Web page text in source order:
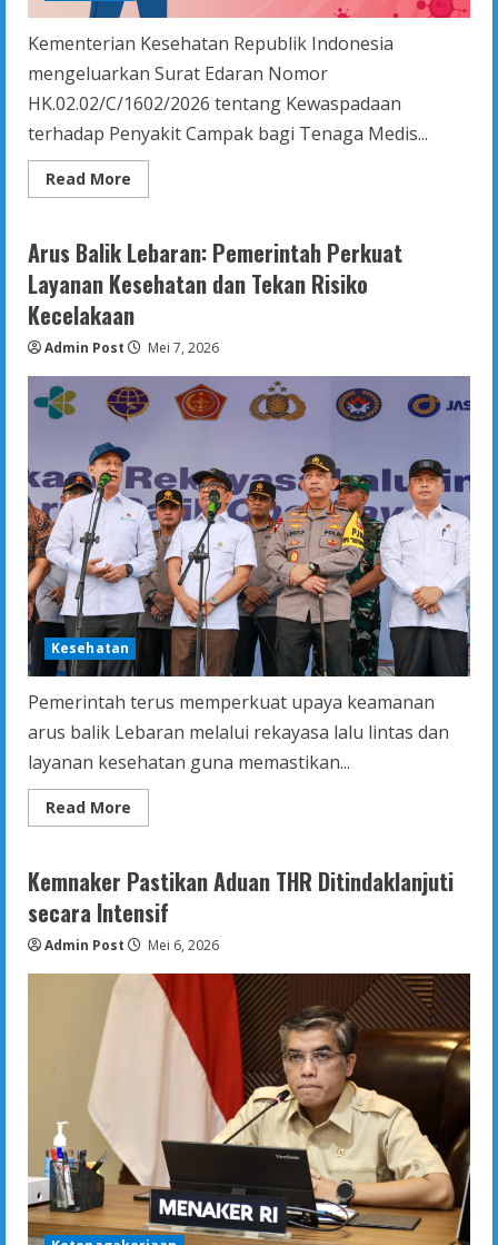
Kementerian Kesehatan Republik Indonesia
mengeluarkan Surat Edaran Nomor
HK.02.02/C/1602/2026 tentang Kewaspadaan
terhadap Penyakit Campak bagi Tenaga Medis...
Read More
more
Tenaga
Medis
dan
Tenaga
Kemenkes
Surat
Kewaspadaan
Campak
Arus Balik Lebaran: Pemerintah Perkuat
Layanan Kesehatan dan Tekan Risiko
Kecelakaan
Admin Post Mei 7, 2026
Kesehatan
Pemerintah terus memperkuat upaya keamanan
arus balik Lebaran melalui rekayasa lalu lintas dan
layanan kesehatan guna memastikan...
Read More
more
Balik
Lebaran:
Pemerintah
Perkuat
Kesehatan
Tekan
Risiko
Kecelakaan
Kemnaker Pastikan Aduan THR Ditindaklanjuti
secara Intensif
Admin Post Mei 6, 2026